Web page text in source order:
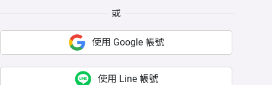
或
使用 Google 帳號
使用 Line 帳號